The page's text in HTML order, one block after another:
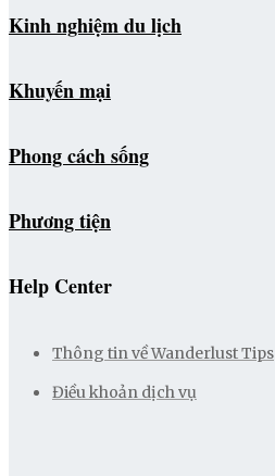
Kinh nghiệm du lịch
Khuyến mại
Phong cách sống
Phương tiện
Help Center
Thông tin về Wanderlust Tips
Điều khoản dịch vụ